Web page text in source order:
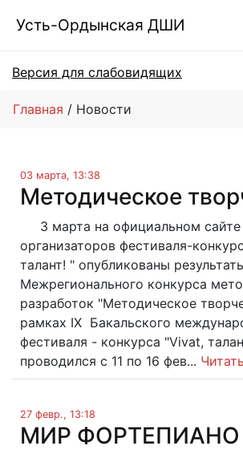
Усть-Ордынская ДШИ
Версия для слабовидящих
Главная Новости
03 марта, 13:38
Методическое
3 марта на официальном сайте
организаторов фестиваля-
талант! " опубликованы
Межрегионального конкурса
разработок "Методическое
рамках IX Бакальского
фестиваля - конкурса "Vivat,
проводился с 11 по 16 фев...
27 февр., 13:18
МИР ФОРТЕПИАНО